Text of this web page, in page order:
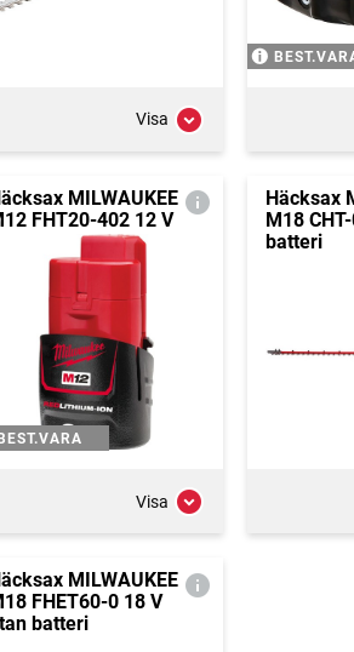
Visa
MILWAUKEE
FHT20-402 12 V
Visa
Häcksax
M18
batteri
MILWAUKEE
FHET60-0 18 V
batteri